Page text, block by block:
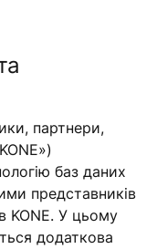
партнери,
баз даних
представників
KONE. У цьому
додаткова